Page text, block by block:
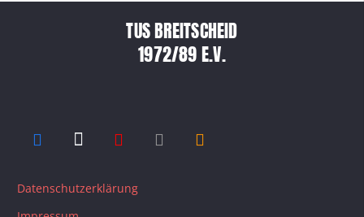
TUS BREITSCHEID
1972/89 E.V.
Datenschutzerklärung